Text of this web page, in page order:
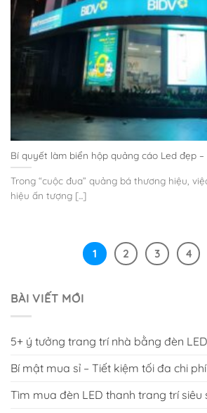
Bí quyết làm biển hộp quảng cáo Led đẹp –
Trong “cuộc đua” quảng bá thương hiệu,
hiệu ấn tượng [...]
1 2 3 4
BÀI VIẾT MỚI
5+ ý tưởng trang trí nhà bằng đèn
Bí mật mua sỉ – Tiết kiệm tối đa chi
Tìm mua đèn LED thanh trang trí siêu